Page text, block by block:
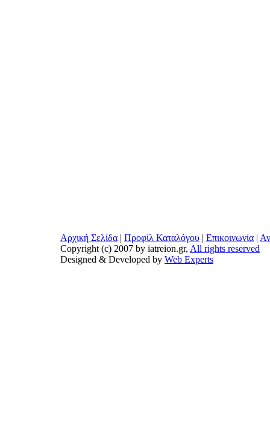
Αρχική Σελίδα | Προφίλ Καταλόγου | Επικοινωνία |
Copyright (c) 2007 by iatreion.gr, All rights reserved
Designed & Developed by Web Experts